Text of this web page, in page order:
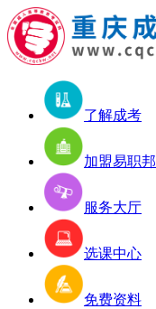
了解成考
加盟易职邦
服务大厅
选课中心
免费资料